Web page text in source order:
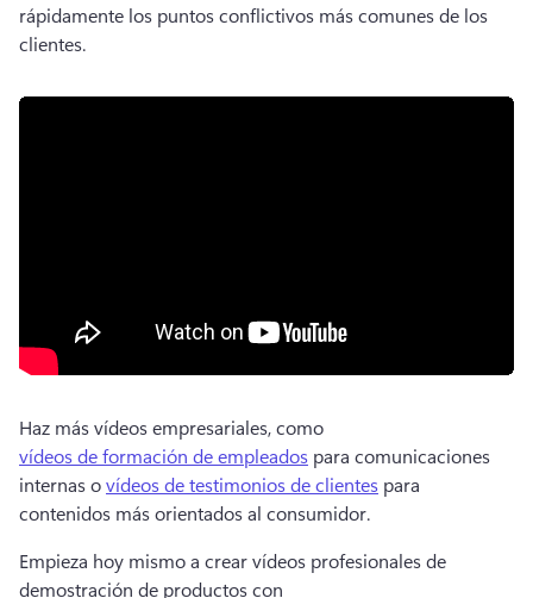
rápidamente los puntos conflictivos más comunes de los
clientes.
Haz más vídeos empresariales, como
vídeos de formación de empleados para comunicaciones
internas o vídeos de testimonios de clientes para
contenidos más orientados al consumidor.
Empieza hoy mismo a crear vídeos profesionales de
demostración de productos con